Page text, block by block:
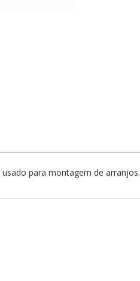
para montagem de arranjos.